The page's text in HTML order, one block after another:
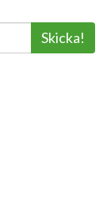
Skicka!